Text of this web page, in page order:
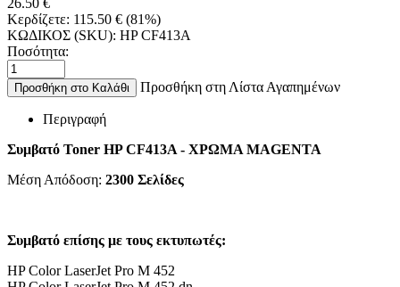
Κερδίζετε: 115.50 € (81%)
ΚΩΔΙΚΟΣ (SKU): HP CF413A
Ποσότητα:
Προσθήκη στο Καλάθι Προσθήκη στη Λίστα Αγαπημένων
Περιγραφή
Συμβατό Toner HP CF413A - ΧΡΩΜΑ MAGENTA
Μέση Απόδοση: 2300 Σελίδες
Συμβατό επίσης με τους εκτυπωτές:
HP Color LaserJet Pro M 452